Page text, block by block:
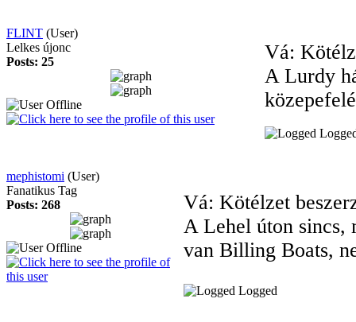
FLINT (User)
Lelkes újonc
Posts: 25
Vá:
A Lurdy
mephistomi (User)
Fanatikus Tag
Posts: 268
Vá: Kötélzet
A Lehel úton sincs,
van Billing Boats,
Logged